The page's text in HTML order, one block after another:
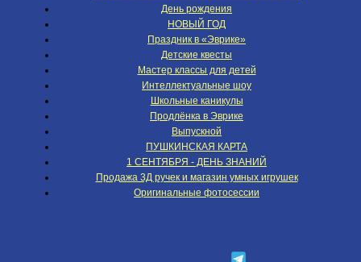
День рождения
НОВЫЙ ГОД
Праздник в «Эврике»
Детские квесты
Мастер классы для детей
Интеллектуальные шоу
Школьные каникулы
Продлёнка в Эврике
Выпускной
ПУШКИНСКАЯ КАРТА
1 СЕНТЯБРЯ - ДЕНЬ ЗНАНИЙ
Продажа 3Д ручек и магазин умных игрушек
Оригинальные фотосессии